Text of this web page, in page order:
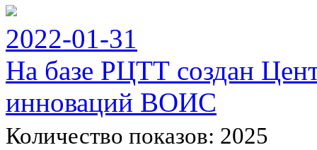
2022-01-31
На базе РЦТТ создан
инноваций ВОИС
Количество показов: 2025